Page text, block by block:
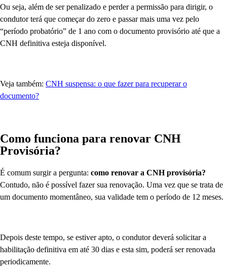
Ou seja, além de ser penalizado e perder a permissão para dirigir, o
condutor terá que começar do zero e passar mais uma vez pelo
“período probatório” de 1 ano com o documento provisório até que a
CNH definitiva esteja disponível.
Veja também: CNH suspensa: o que fazer para recuperar o
documento?
Como funciona para renovar CNH
Provisória?
É comum surgir a pergunta: como renovar a CNH provisória?
Contudo, não é possível fazer sua renovação. Uma vez que se trata de
um documento momentâneo, sua validade tem o período de 12 meses.
Depois deste tempo, se estiver apto, o condutor deverá solicitar a
habilitação definitiva em até 30 dias e esta sim, poderá ser renovada
periodicamente.